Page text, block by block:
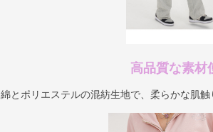
高品質な素材
綿とポリエステルの混紡生地で、柔らかな肌